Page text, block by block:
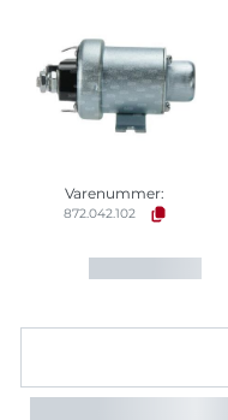
Varenummer:
872.042.102